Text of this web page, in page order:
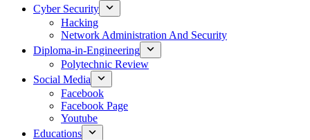
Cyber Security
Hacking
Network Administration And Security
Diploma-in-Engineering
Polytechnic Review
Social Media
Facebook
Facebook Page
Youtube
Educations